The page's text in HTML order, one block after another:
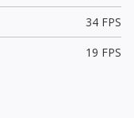
34 FPS
19 FPS